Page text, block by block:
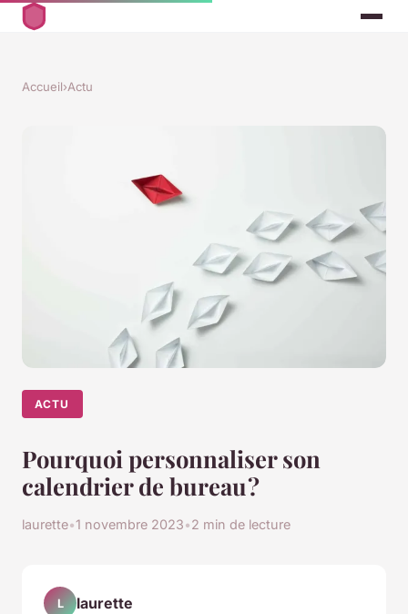
Accueil›Actu
ACTU
Pourquoi personnaliser son
calendrier de bureau ?
laurette•1 novembre 2023•2 min de lecture
L laurette